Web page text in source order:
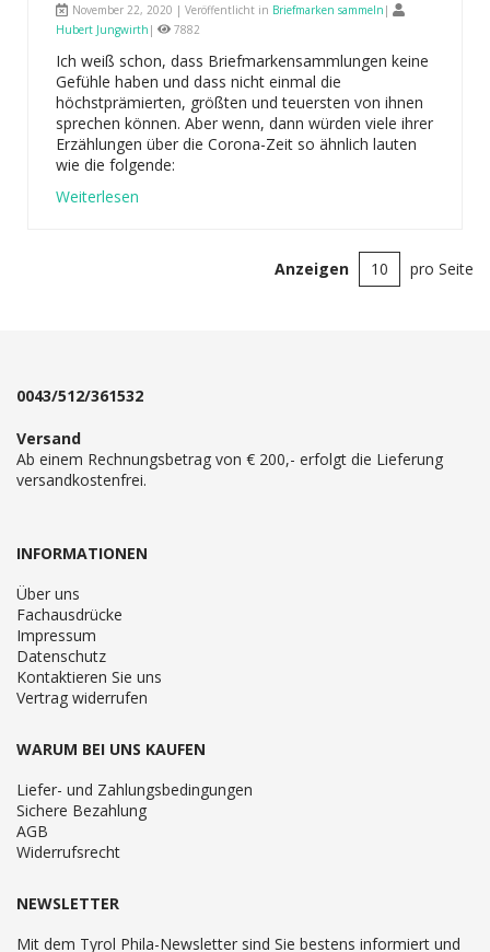
November 22, 2020 | Veröffentlicht in Briefmarken sammeln |
Hubert Jungwirth | 7882
Ich weiß schon, dass Briefmarkensammlungen keine
Gefühle haben und dass nicht einmal die
höchstprämierten, größten und teuersten von ihnen
sprechen können. Aber wenn, dann würden viele ihrer
Erzählungen über die Corona-Zeit so ähnlich lauten
wie die folgende:
Weiterlesen
Anzeigen pro Seite
0043/512/361532
Versand
Ab einem Rechnungsbetrag von € 200,- erfolgt die Lieferung
versandkostenfrei.
INFORMATIONEN
Über uns
Fachausdrücke
Impressum
Datenschutz
Kontaktieren Sie uns
Vertrag widerrufen
WARUM BEI UNS KAUFEN
Liefer- und Zahlungsbedingungen
Sichere Bezahlung
AGB
Widerrufsrecht
NEWSLETTER
Mit dem Tyrol Phila-Newsletter sind Sie bestens informiert und